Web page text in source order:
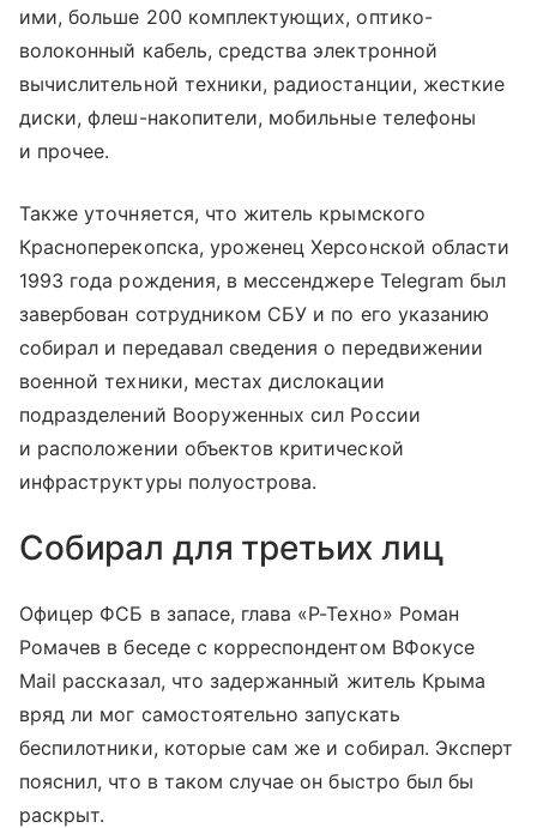
ими, больше 200 комплектующих, оптико-
волоконный кабель, средства электронной
вычислительной техники, радиостанции, жесткие
диски, флеш-накопители, мобильные телефоны
и прочее.
Также уточняется, что житель крымского
Красноперекопска, уроженец Херсонской области
1993 года рождения, в мессенджере Telegram был
завербован сотрудником СБУ и по его указанию
собирал и передавал сведения о передвижении
военной техники, местах дислокации
подразделений Вооруженных сил России
и расположении объектов критической
инфраструктуры полуострова.
Собирал для третьих лиц
Офицер ФСБ в запасе, глава «Р-Техно» Роман
Ромачев в беседе с корреспондентом ВФокусе
Mail рассказал, что задержанный житель Крыма
вряд ли мог самостоятельно запускать
беспилотники, которые сам же и собирал. Эксперт
пояснил, что в таком случае он быстро был бы
раскрыт.